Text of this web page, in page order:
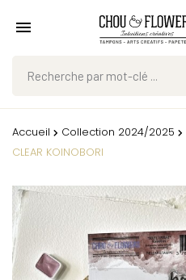
Accueil Collection 2024/2025
CLEAR KOINOBORI